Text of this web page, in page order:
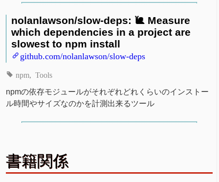
nolanlawson/slow-deps: 🐌 Measure
which dependencies in a project are
slowest to npm install
github.com/nolanlawson/slow-deps
npm Tools
npmの依存モジュールがそれぞれどれくらいのインストー
ル時間やサイズなのかを計測出来るツール
書籍関係